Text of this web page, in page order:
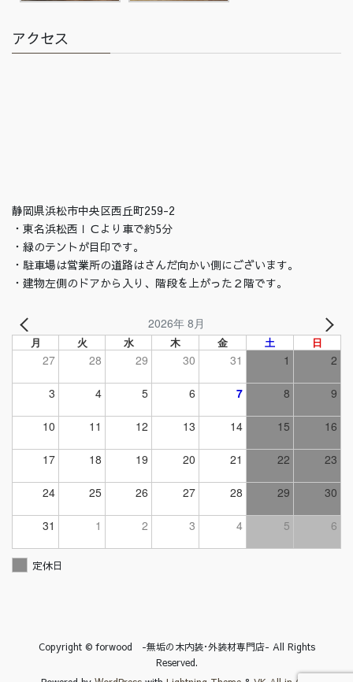
アクセス
静岡県浜松市中央区西丘町259-2
・東名浜松西ＩＣより車で約5分
・緑のテントが目印です。
・駐車場は営業所の道路はさんだ向かい側にございます。
・建物左側のドアから入り、階段を上がった２階です。
2026年 8月
月 火 水 木 金 土 日
27 28 29 30 31 1 2
3 4 5 6 7 8 9
10 11 12 13 14 15 16
17 18 19 20 21 22 23
24 25 26 27 28 29 30
31 1 2 3 4 5 6
定休日
Copyright © forwood -無垢の木内装･外装材専門店- All Rights
Reserved.